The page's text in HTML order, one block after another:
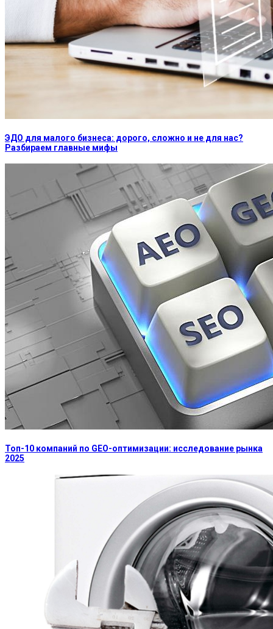
ЭДО для малого бизнеса: дорого, сложно и не для нас?
Разбираем главные мифы
Топ-10 компаний по GEO-оптимизации: исследование рынка
2025